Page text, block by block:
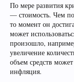
По мере развития
— стоимость. Чем
то момент он
может
произошло,
увеличение
объем средств
инфляция.